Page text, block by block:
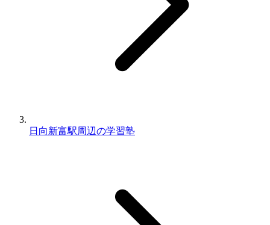
日向新富駅周辺の学習塾